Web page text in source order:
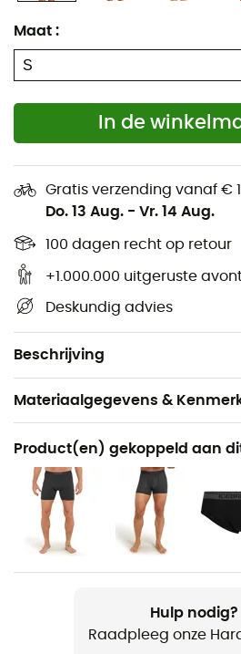
Maat :
In de
Gratis verzending vanaf €
Do. 13 Aug. - Vr. 14 Aug.
100 dagen recht op retour
+1.000.000 uitgeruste
Deskundig advies
Beschrijving
voorkomen.
U zult zijn
comfortabel en ideaal om onder
dragen. Kers op de taart: de
onaangename wrijving tegen de
wanneer u in beweging bent!
Materialen: 83% merinowol,
Pasvorm: slim
Zeer snel drogend
UV-bescherming
Natuurlijke antibacteriële
Gewicht: 128 g
Materiaalgegevens &
Aanbevolen voor
Wandelen / Hardlopen /
Dagelijks Leven
Heren
Product(en) gekoppeld aan
Hulp nodig?
Raadpleeg onze